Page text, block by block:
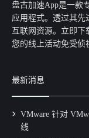
盘古加速App是一款
应用程式。透过其先
互联网资源。立即
您的线上活动免受侦
最新消息
VMware 针对
线